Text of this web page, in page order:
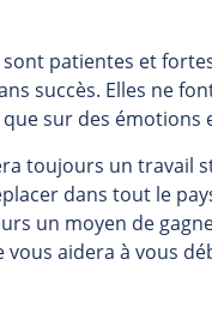
patientes et
succès. Elles ne
sur des émotions
toujours un travail
dans tout le
un moyen de
aidera à vous